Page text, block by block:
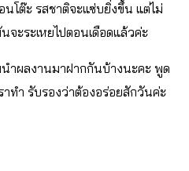
นโต๊ะ รสชาติจะแซ่บยิ่งขึ้น แต่ไม่
ะระเหยไปตอนเดือดแล้วค่ะ
ผลงานมาฝากกันบ้างนะคะ พูด
าทำ รับรองว่าต้องอร่อยสักวันค่ะ